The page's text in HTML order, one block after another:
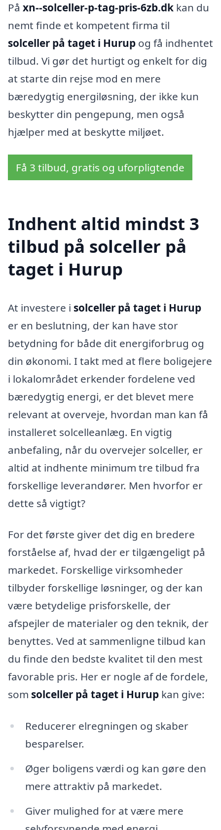
På xn--solceller-p-tag-pris-6zb.dk kan du
nemt finde et kompetent firma til
solceller på taget i Hurup og få indhentet
tilbud. Vi gør det hurtigt og enkelt for dig
at starte din rejse mod en mere
bæredygtig energiløsning, der ikke kun
beskytter din pengepung, men også
hjælper med at beskytte miljøet.
Få 3 tilbud, gratis og uforpligtende
Indhent altid mindst 3
tilbud på solceller på
taget i Hurup
At investere i solceller på taget i Hurup
er en beslutning, der kan have stor
betydning for både dit energiforbrug og
din økonomi. I takt med at flere boligejere
i lokalområdet erkender fordelene ved
bæredygtig energi, er det blevet mere
relevant at overveje, hvordan man kan få
installeret solcelleanlæg. En vigtig
anbefaling, når du overvejer solceller, er
altid at indhente minimum tre tilbud fra
forskellige leverandører. Men hvorfor er
dette så vigtigt?
For det første giver det dig en bredere
forståelse af, hvad der er tilgængeligt på
markedet. Forskellige virksomheder
tilbyder forskellige løsninger, og der kan
være betydelige prisforskelle, der
afspejler de materialer og den teknik, der
benyttes. Ved at sammenligne tilbud kan
du finde den bedste kvalitet til den mest
favorable pris. Her er nogle af de fordele,
som solceller på taget i Hurup kan give:
Reducerer elregningen og skaber
besparelser.
Øger boligens værdi og kan gøre den
mere attraktiv på markedet.
Giver mulighed for at være mere